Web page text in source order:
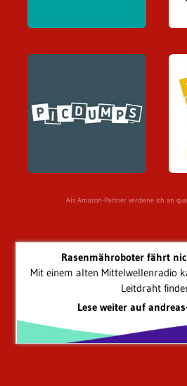
Als Amazon-Partner verdiene ich an
Rasenmähroboter fährt
Mit einem alten Mittelwellenradio
Leitdraht
Lese weiter auf